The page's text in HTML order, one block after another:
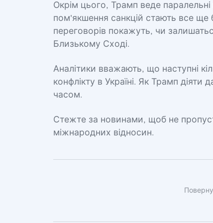
Окрім цього, Трамп веде
пом'якшення санкцій стають все ще
переговорів покажуть, чи
Близькому Сході.
Аналітики вважають, що наступні
конфлікту в Україні. Як Трамп
часом.
Стежте за новинами, щоб не
міжнародних відносин.